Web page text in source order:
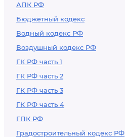
АПК РФ
Бюджетный кодекс
Водный кодекс РФ
Воздушный кодекс РФ
ГК РФ часть 1
ГК РФ часть 2
ГК РФ часть 3
ГК РФ часть 4
ГПК РФ
Градостроительный кодекс РФ